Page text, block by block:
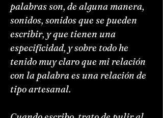
palabras son, de alguna manera,
sonidos, sonidos que se pueden
escribir, y que tienen una
especificidad, y sobre todo he
tenido muy claro que mi relación
con la palabra es una relación de
tipo artesanal.